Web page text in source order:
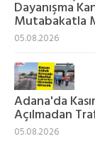
Dayanışma
Mutabakatla
05.08.2026
Adana'da
Açılmadan
05.08.2026